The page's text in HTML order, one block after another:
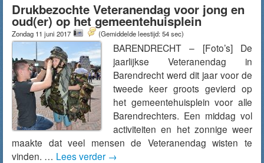
Drukbezochte Veteranendag voor jong en
oud(er) op het gemeentehuisplein
Zondag 11 juni 2017 (Gemiddelde leestijd: 54 sec)
BARENDRECHT – [Foto’s] De
jaarlijkse Veteranendag in
Barendrecht werd dit jaar voor de
tweede keer groots gevierd op
het gemeentehuisplein voor alle
Barendrechters. Een middag vol
activiteiten en het zonnige weer
maakte dat veel mensen de Veteranendag wisten te
vinden. … Lees verder →